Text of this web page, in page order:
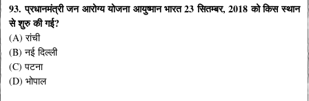
93. प्रधानमंत्री जन आरोग्य योजना आयुष्मान भारत 23 सितम्बर, 2018 को किस स्थान
से शुरु की गई?
(A) रांची
(B) नई दिल्ली
(C) पटना
(D) भोपाल